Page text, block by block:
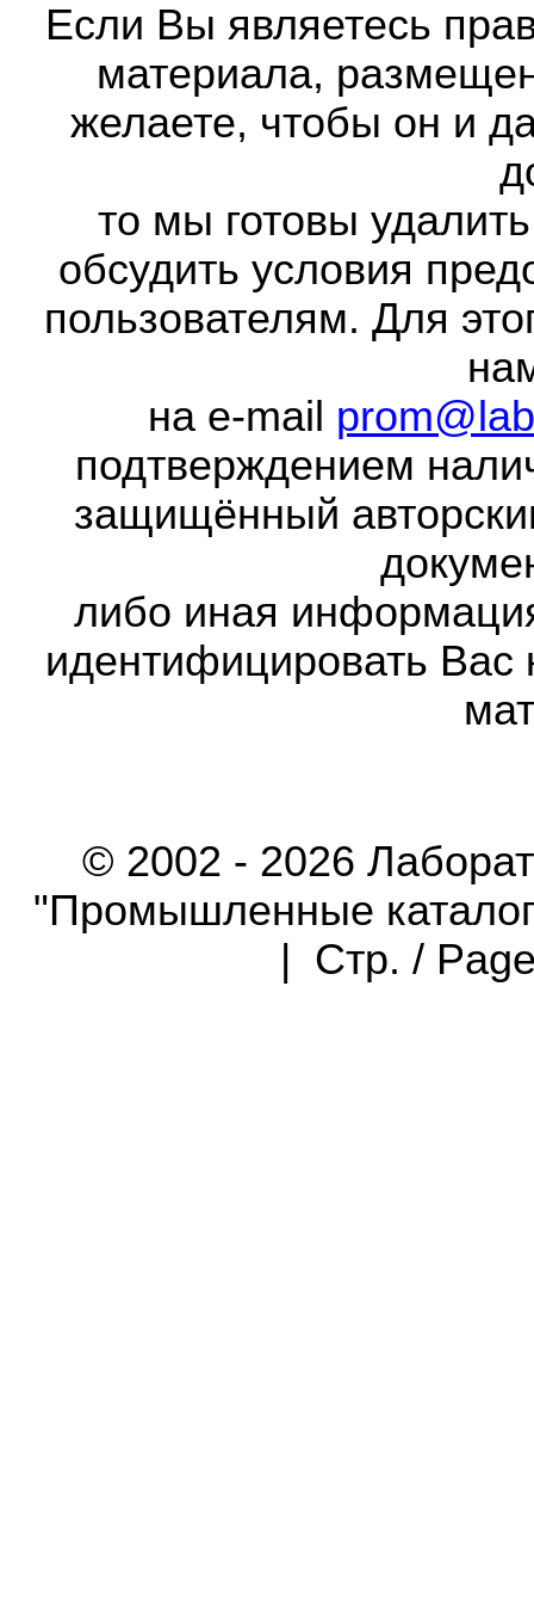
Если Вы являетесь
материала,
желаете, чтобы он и
то мы готовы
обсудить условия
пользователям. Для
на e-mail
подтверждением
защищённый
либо иная
идентифицировать Вас
© 2002 - 2026
"Промышленные
| Стр. /